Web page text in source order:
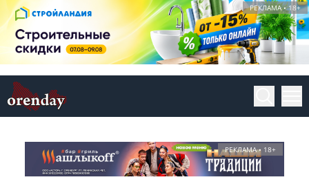
РЕКЛАМА • 18+
РЕКЛАМА • 18+